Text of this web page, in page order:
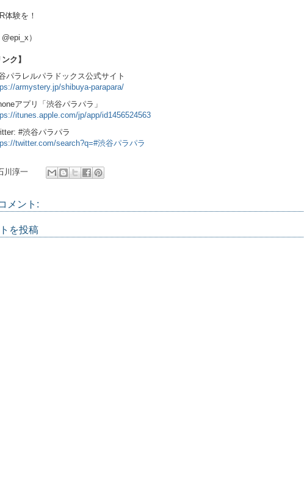
体験を！
@epi_x）
ク】
パラレルパラドックス公式サイト
armystery.jp/shibuya-parapara/
アプリ「渋谷パラパラ」
itunes.apple.com/jp/app/id1456524563
#渋谷パラパラ
twitter.com/search?q=#渋谷パラパラ
川淳一
メント:
を投稿